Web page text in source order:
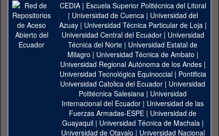
CEDIA| Escuela Superior Politécnica del Litoral
| Universidad de Cuenca| Universidad del
Azuay| Universidad Técnica Particular de Loja|
Universidad Central del Ecuador| Universidad
Técnica del Norte | Universidad Estatal de
Milagro | Universidad Técnica de Ambato |
Universidad Regional Autónoma de los Andes|
Universidad Tecnológica Equinoccial| Pontificia
Universidad Catolica del Ecuador | Universidad
Politécnica Salesiana | Universidad
Internacional del Ecuador | Universidad de las
Fuerzas Armadas-ESPE | Universidad de
Guayaquil| Universidad Técnica de Machala|
Universidad de Otavalo | Universidad Nacional